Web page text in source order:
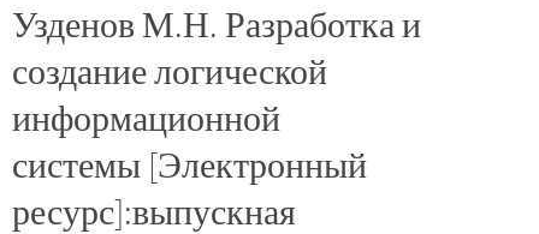
Узденов М.Н. Разработка и
создание логической
информационной
системы [Электронный
ресурс]:выпускная